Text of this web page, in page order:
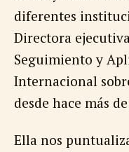
diferentes
Directora
Seguimiento y
Internacional
desde hace más
Ella nos